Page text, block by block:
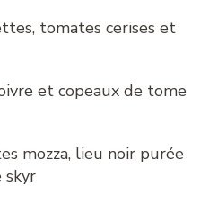
tomates cerises et
et copeaux de tome
mozza, lieu noir purée
skyr